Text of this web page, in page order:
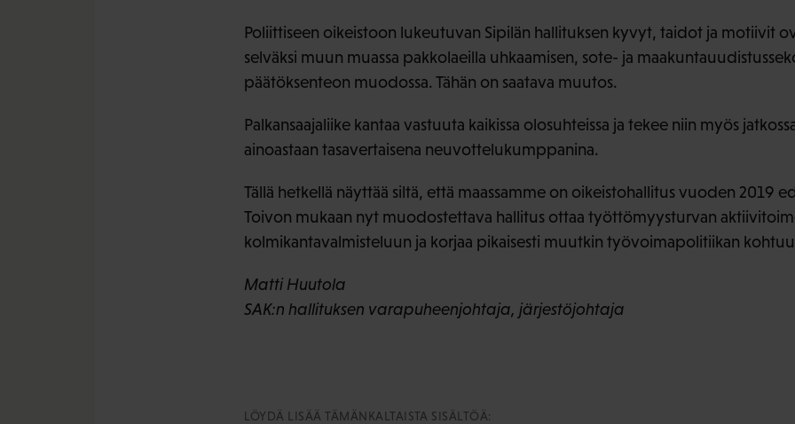
Poliittiseen oikeistoon lukeutuvan Sipilän hallituksen kyvyt, taidot ja motiivit
selväksi muun muassa pakkolaeilla uhkaamisen, sote- ja
päätöksenteon muodossa. Tähän on saatava muutos.
Palkansaajaliike kantaa vastuuta kaikissa olosuhteissa ja tekee niin myös
ainoastaan tasavertaisena neuvottelukumppanina.
Tällä hetkellä näyttää siltä, että maassamme on oikeistohallitus vuoden 2019
Toivon mukaan nyt muodostettava hallitus ottaa työttömyysturvan
kolmikantavalmisteluun ja korjaa pikaisesti muutkin työvoimapolitiikan
Matti Huutola
SAK:n hallituksen varapuheenjohtaja, järjestöjohtaja
LÖYDÄ LISÄÄ TÄMÄNKALTAISTA SISÄLTÖÄ: